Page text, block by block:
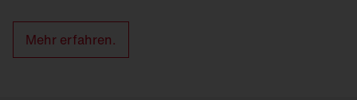
Mehr erfahren.